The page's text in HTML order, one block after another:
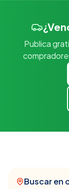
Publica
Buscar en